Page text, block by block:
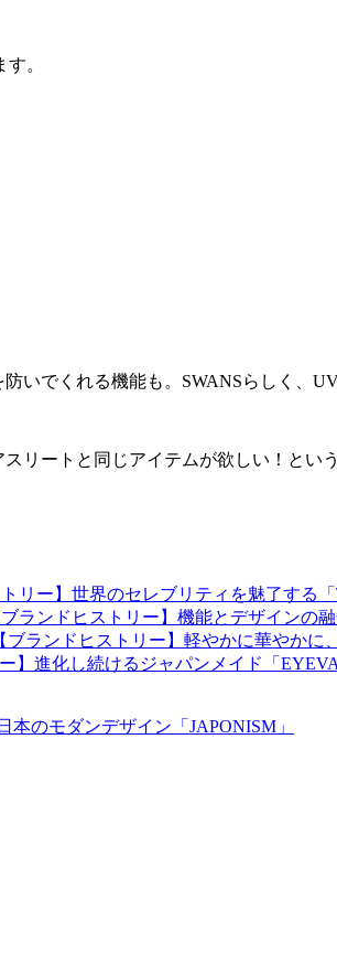
。
いでくれる機能も。SWANSらしく、
リートと同じアイテムが欲しい！とい
トリー】世界のセレブリティを魅了する「
ブランドヒストリー】機能とデザインの
【ブランドヒストリー】軽やかに華やかに
】進化し続けるジャパンメイド「
本のモダンデザイン「JAPONISM」